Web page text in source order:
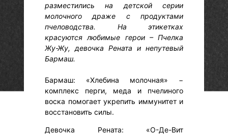
разместились на детской серии
молочного драже с продуктами
пчеловодства. На этикетках
красуются любимые герои – Пчелка
Жу-Жу, девочка Рената и непутевый
Бармаш.
Бармаш: «Хлебина молочная» −
комплекс перги, меда и пчелиного
воска помогает укрепить иммунитет и
восстановить силы.
Девочка Рената: «О-Де-Вит